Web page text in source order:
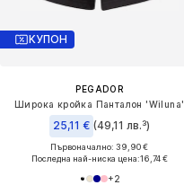
КУПОН
PEGADOR
Широка кройка Панталон 'Wiluna'
25,11 € (49,11 лв.³)
Първоначално: 39,90 €
Последна най-ниска цена:16,74 €
+2